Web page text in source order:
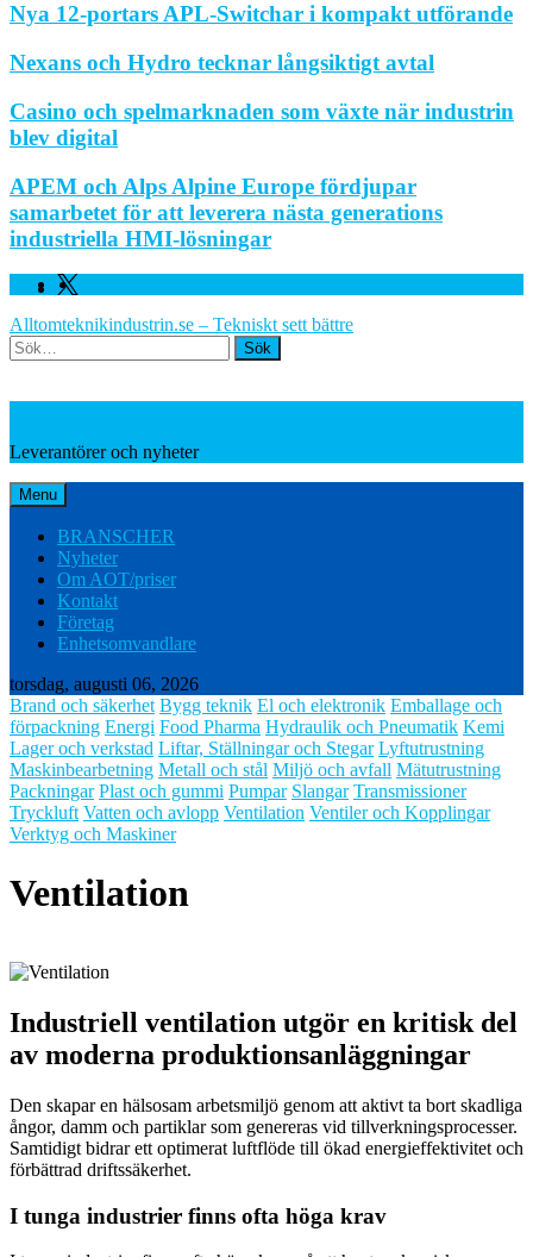
Nya 12-portars APL-Switchar i kompakt utförande
Nexans och Hydro tecknar långsiktigt avtal
Casino och spelmarknaden som växte när industrin
blev digital
APEM och Alps Alpine Europe fördjupar
samarbetet för att leverera nästa generations
industriella HMI-lösningar
Facebook
Twitter
Alltomteknikindustrin.se – Tekniskt sett bättre
Search
Leverantörer och nyheter
Menu
BRANSCHER
Nyheter
Om AOT/priser
Kontakt
Företag
Enhetsomvandlare
torsdag, augusti 06, 2026
Brand och säkerhet Bygg teknik El och elektronik Emballage och
förpackning Energi Food Pharma Hydraulik och Pneumatik Kemi
Lager och verkstad Liftar, Ställningar och Stegar Lyftutrustning
Maskinbearbetning Metall och stål Miljö och avfall Mätutrustning
Packningar Plast och gummi Pumpar Slangar Transmissioner
Tryckluft Vatten och avlopp Ventilation Ventiler och Kopplingar
Verktyg och Maskiner
Ventilation
Industriell ventilation utgör en kritisk del
av moderna produktionsanläggningar
Den skapar en hälsosam arbetsmiljö genom att aktivt ta bort skadliga
ångor, damm och partiklar som genereras vid tillverkningsprocesser.
Samtidigt bidrar ett optimerat luftflöde till ökad energieffektivitet och
förbättrad driftssäkerhet.
I tunga industrier finns ofta höga krav